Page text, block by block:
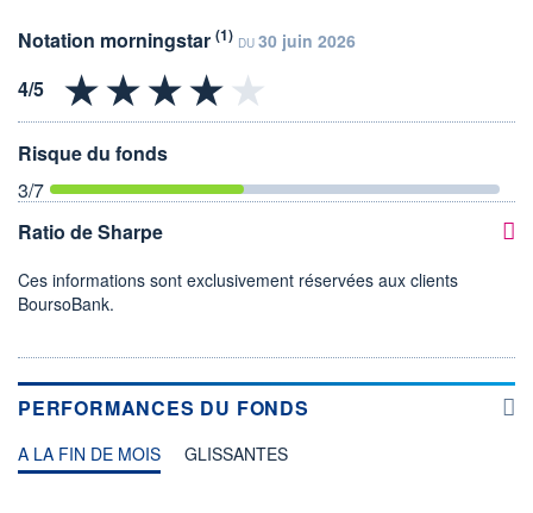
Notation morningstar (1) DU 30 juin 2026
Risque du fonds
3/7
Ratio de Sharpe
Ces informations sont exclusivement réservées aux clients
BoursoBank.
PERFORMANCES DU FONDS
A LA FIN DE MOIS GLISSANTES